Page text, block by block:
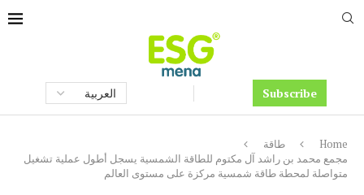
Subscribe
Home
طاقة
مجمع محمد بن راشد آل مكتوم للطاقة الشمسية يسجل أطول عملية تشغيل
متواصلة لمحطة طاقة شمسية مركزة على مستوى العالم